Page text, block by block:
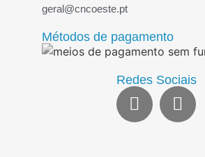
geral@cncoeste.pt
Métodos de pagamento
Redes Sociais